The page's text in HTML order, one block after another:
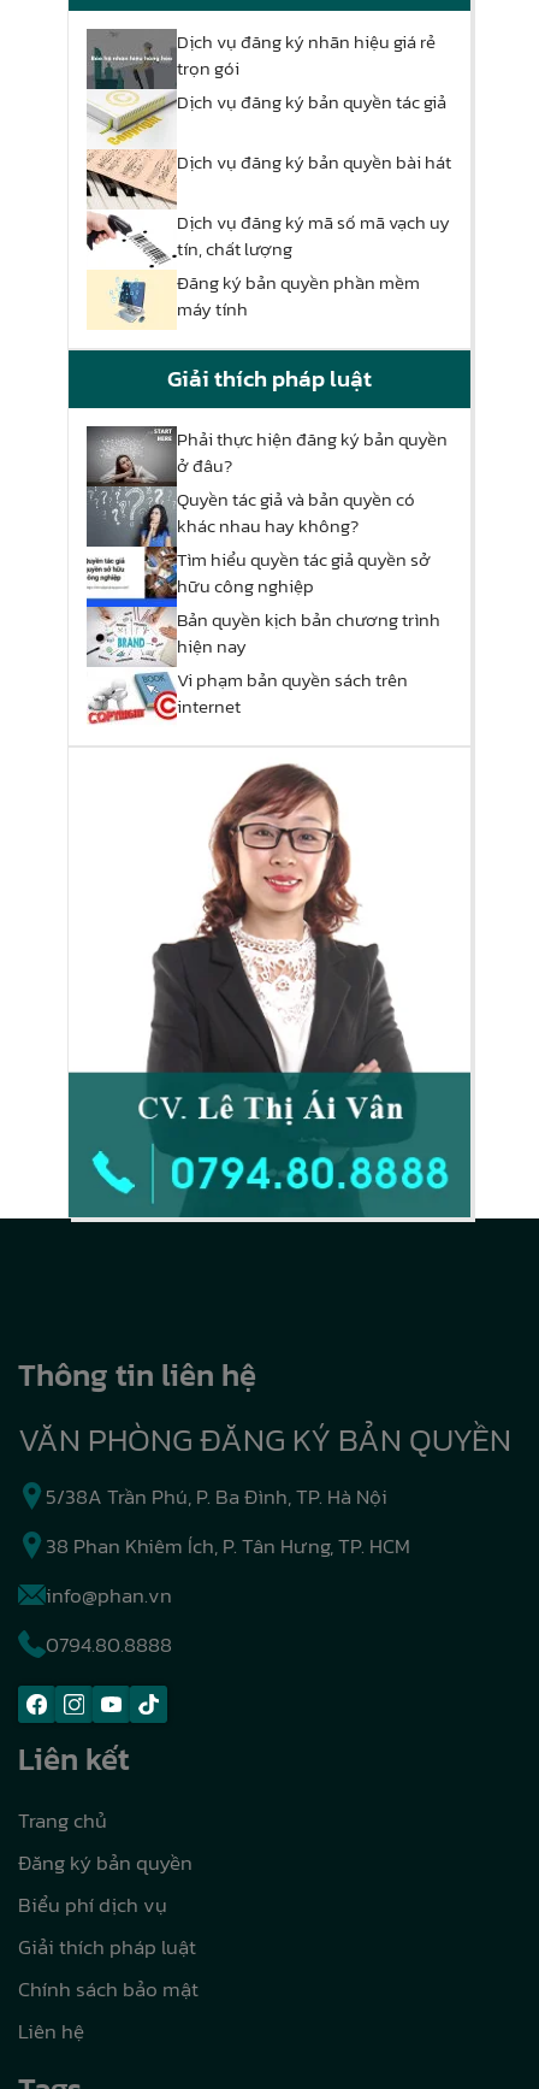
Dịch vụ đăng ký nhãn hiệu giá rẻ
trọn gói
Dịch vụ đăng ký bản quyền tác giả
Dịch vụ đăng ký bản quyền bài hát
Dịch vụ đăng ký mã số mã vạch uy
tín, chất lượng
Đăng ký bản quyền phần mềm
máy tính
Giải thích pháp luật
Phải thực hiện đăng ký bản quyền
ở đâu?
Quyền tác giả và bản quyền có
khác nhau hay không?
Tìm hiểu quyền tác giả quyền sở
hữu công nghiệp
Bản quyền kịch bản chương trình
hiện nay
Vi phạm bản quyền sách trên
internet
Thông tin liên hệ
VĂN PHÒNG ĐĂNG KÝ BẢN QUYỀN
5/38A Trần Phú, P. Ba Đình, TP. Hà Nội
38 Phan Khiêm Ích, P. Tân Hưng, TP. HCM
info@phan.vn
0794.80.8888
Liên kết
Trang chủ
Đăng ký bản quyền
Biểu phí dịch vụ
Giải thích pháp luật
Chính sách bảo mật
Liên hệ